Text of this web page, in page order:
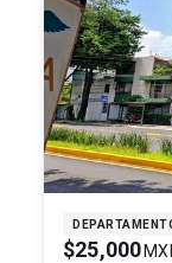
$25,000